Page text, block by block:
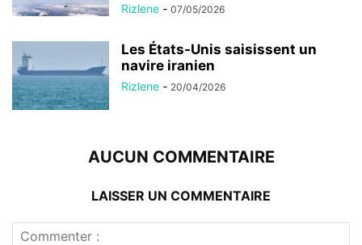
Rizlene - 07/05/2026
Les États-Unis saisissent un
navire iranien
Rizlene - 20/04/2026
AUCUN COMMENTAIRE
LAISSER UN COMMENTAIRE